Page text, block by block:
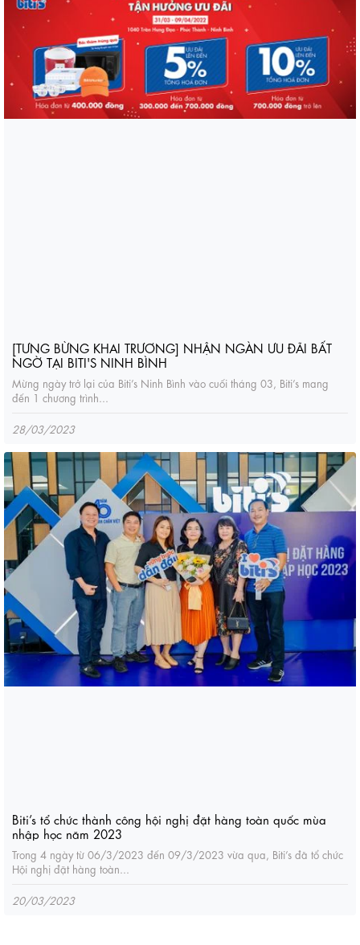
[TƯNG BỪNG KHAI TRƯƠNG] NHẬN NGÀN ƯU ĐÃI BẤT
NGỜ TẠI BITI'S NINH BÌNH
Mừng ngày trở lại của Biti’s Ninh Bình vào cuối tháng 03, Biti’s mang
đến 1 chương trình...
28/03/2023
Biti’s tổ chức thành công hội nghị đặt hàng toàn quốc mùa
nhập học năm 2023
Trong 4 ngày từ 06/3/2023 đến 09/3/2023 vừa qua, Biti’s đã tổ chức
Hội nghị đặt hàng toàn...
20/03/2023